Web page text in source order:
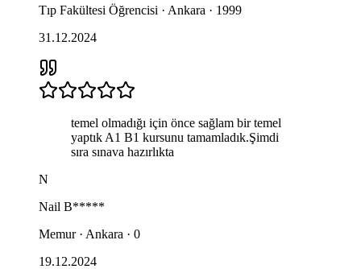
Tıp Fakültesi Öğrencisi · Ankara · 1999
31.12.2024
temel olmadığı için önce sağlam bir temel
yaptık A1 B1 kursunu tamamladık.Şimdi
sıra sınava hazırlıkta
N
Nail B*****
Memur · Ankara · 0
19.12.2024